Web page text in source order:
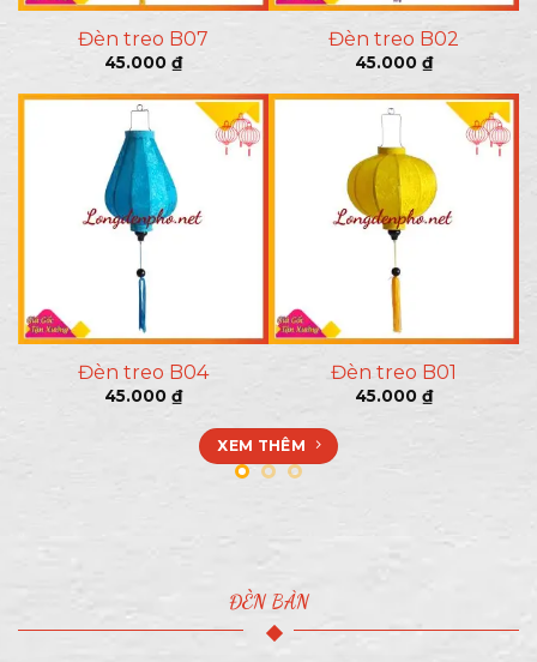
Đèn treo A07
45.000
Đèn treo A06
45.000
Đèn treo A08
45.000
Đèn treo A02
45.000
XEM THÊM
ĐÈN BÀN